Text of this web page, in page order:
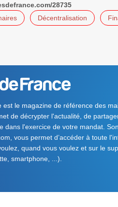
28735
Décentralisation
est le magazine de référence des
de décrypter l'actualité, de
dans l'exercice de votre mandat.
vous permet d’accéder à toute
quand vous voulez et sur le
smartphone, ...).